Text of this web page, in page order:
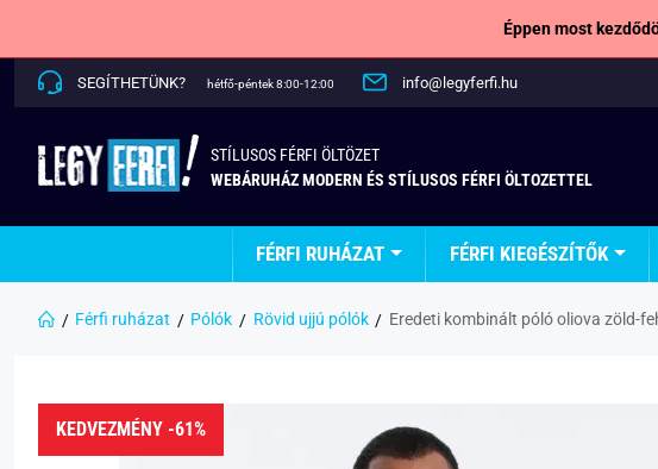
Éppen most
SEGÍTHETÜNK? hétfő-péntek 8:00-12:00 info@legyferfi.hu
STÍLUSOS FÉRFI ÖLTÖZET
WEBÁRUHÁZ MODERN ÉS STÍLUSOS FÉRFI ÖLTOZETTEL
FÉRFI RUHÁZAT FÉRFI KIEGÉSZÍTŐK
Férfi ruházat Pólók Rövid ujjú pólók Eredeti kombinált póló oliova zöld-
KEDVEZMÉNY -61%